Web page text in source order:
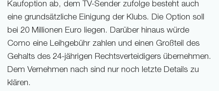
Kaufoption ab, dem TV-Sender zufolge besteht auch
eine grundsätzliche Einigung der Klubs. Die Option soll
bei 20 Millionen Euro liegen. Darüber hinaus würde
Como eine Leihgebühr zahlen und einen Großteil des
Gehalts des 24-jährigen Rechtsverteidigers übernehmen.
Dem Vernehmen nach sind nur noch letzte Details zu
klären.